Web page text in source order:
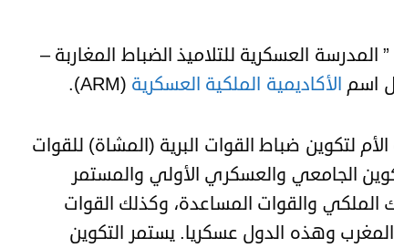
سنة 1918 تحت اسم ” المدرسة العسكرية للتلاميذ الضباط المغاربة –
الأكاديمية الملكية العسكرية (ARM).
لتكوين ضباط القوات البرية (المشاة) للقوات
الجامعي والعسكري الأولي والمستمر
الملكي والقوات المساعدة، وكذلك القوات
وهذه الدول عسكريا. يستمر التكوين